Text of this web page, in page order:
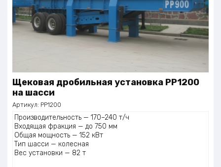
Щековая дробильная установка РР1200
на шасси
Артикул: РР1200
Производительность — 170–240 т/ч
Входящая фракция — до 750 мм
Общая мощность — 152 кВт
Тип шасси — колесная
Вес установки — 82 т